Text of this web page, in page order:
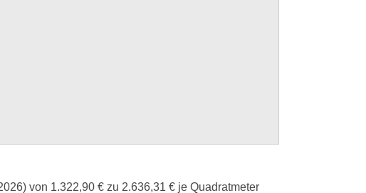
von 1.322,90 € zu 2.636,31 € je Quadratmeter